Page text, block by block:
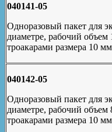
040141-05
Одноразовый пакет для
диаметре, рабочий
троакарами размера 10
040142-05
Одноразовый пакет для
диаметре, рабочий
троакарами размера 10